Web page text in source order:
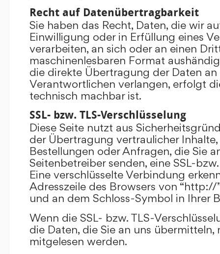
Recht auf Datenübertragbarkeit
Sie haben das Recht, Daten, die wir
Einwilligung oder in Erfüllung eines
verarbeiten, an sich oder an einen
maschinenlesbaren Format
die direkte Übertragung der Daten
Verantwortlichen verlangen, erfolgt
technisch machbar ist.
SSL- bzw. TLS-Verschlüsselung
Diese Seite nutzt aus
der Übertragung vertraulicher
Bestellungen oder Anfragen, die Sie
Seitenbetreiber senden, eine SSL-
Eine verschlüsselte Verbindung
Adresszeile des Browsers von
und an dem Schloss-Symbol in Ihrer
Wenn die SSL- bzw. TLS-
die Daten, die Sie an uns
mitgelesen werden.